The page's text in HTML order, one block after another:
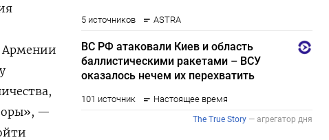
Армении
», —